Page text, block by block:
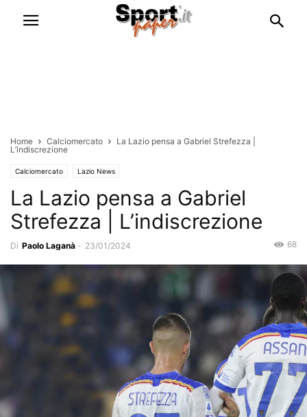
Home Calciomercato
La Lazio pensa a Gabriel Strefezza |
L’indiscrezione
Calciomercato Lazio News
La Lazio pensa a Gabriel
Strefezza | L’indiscrezione
Di Paolo Laganà - 23/01/2024 68